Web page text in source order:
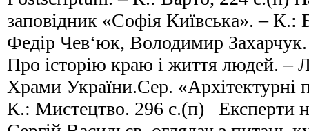
заповідник «Софія Київська». – К.:
Федір Чев‘юк, Володимир Захарчук.
Про історію краю і життя людей. –
Храми України.Сер. «Архітектурні
К.: Мистецтво. 296 с.(п) Експерти